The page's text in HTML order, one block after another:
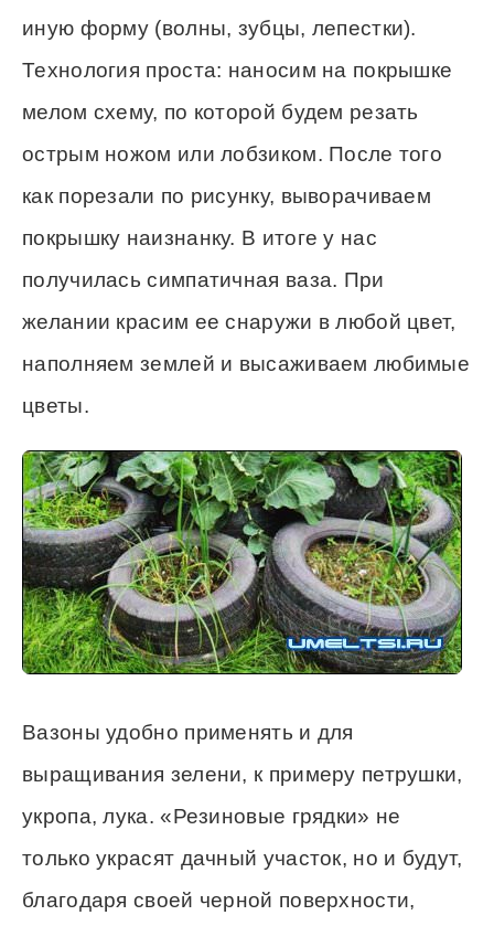
иную форму (волны, зубцы, лепестки).
Технология проста: наносим на покрышке
мелом схему, по которой будем резать
острым ножом или лобзиком. После того
как порезали по рисунку, выворачиваем
покрышку наизнанку. В итоге у нас
получилась симпатичная ваза. При
желании красим ее снаружи в любой цвет,
наполняем землей и высаживаем любимые
цветы.
Вазоны удобно применять и для
выращивания зелени, к примеру петрушки,
укропа, лука. «Резиновые грядки» не
только украсят дачный участок, но и будут,
благодаря своей черной поверхности,